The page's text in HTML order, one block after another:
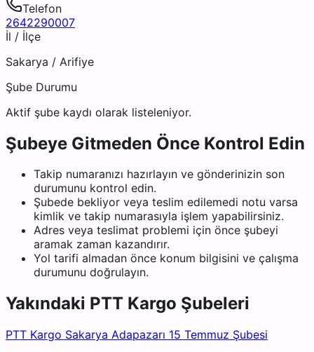
Telefon
2642290007
İl / İlçe
Sakarya / Arifiye
Şube Durumu
Aktif şube kaydı olarak listeleniyor.
Şubeye Gitmeden Önce Kontrol Edin
Takip numaranızı hazırlayın ve gönderinizin son
durumunu kontrol edin.
Şubede bekliyor veya teslim edilemedi notu varsa
kimlik ve takip numarasıyla işlem yapabilirsiniz.
Adres veya teslimat problemi için önce şubeyi
aramak zaman kazandırır.
Yol tarifi almadan önce konum bilgisini ve çalışma
durumunu doğrulayın.
Yakındaki PTT Kargo Şubeleri
PTT Kargo Sakarya Adapazarı 15 Temmuz Şubesi